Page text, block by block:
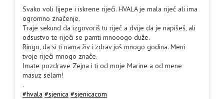
Svako voli lijepe i iskrene riječi. HVALA je mala riječ ali ima
ogromno značenje.
Traje sekund da izgovoriš tu riječ a dvije da je napišeš, ali
odsustvo te riječi se pamti mnooogo duže.
Ringo, da si ti nama živ i zdrav još mnogo godina. Meni
tvoje riječi mnogo znače.
Imate pozdrave Zejna i ti od moje Marine a od mene
masuz selam!
.
#hvala #sjenica #sjenicacom